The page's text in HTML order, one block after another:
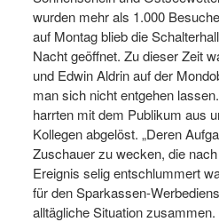
wurden mehr als 1.000
auf Montag blieb die
Nacht geöffnet. Zu dieser Zeit
und Edwin Aldrin auf der
man sich nicht entgehen
harrten mit dem Publikum aus
Kollegen abgelöst. „Deren
Zuschauer zu wecken, die
Ereignis selig entschlummert
für den Sparkassen-
alltägliche Situation zusammen.